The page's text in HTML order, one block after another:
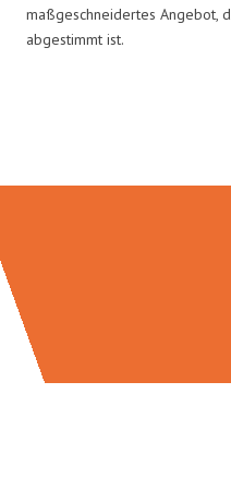
maßgeschneidertes Angebot,
abgestimmt ist.